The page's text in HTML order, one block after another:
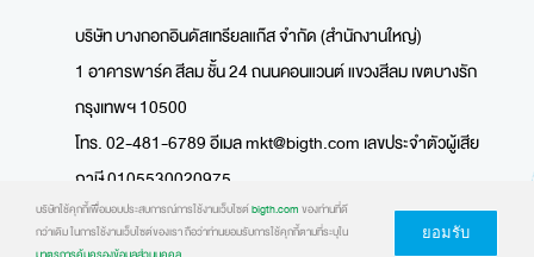
บริษัท บางกอกอินดัสเทรียลแก๊ส จำกัด (สำนักงานใหญ่)
1 อาคารพาร์ค สีลม ชั้น 24 ถนนคอนแวนต์ แขวงสีลม เขตบางรัก
กรุงเทพฯ 10500
โทร. 02-481-6789 อีเมลmkt@bigth.com เลขประจำตัวผู้เสีย
ภาษี 0105530020975
สั่งก๊าซ โทร.02-481-6799
บริษัทใช้คุกกี้เพื่อมอบประสบการณ์การใช้งานเว็บไซต์bigth.comของท่านที่ดี
กว่าเดิม ในการใช้งานเว็บไซต์ของเรา ถือว่าท่านยอมรับการใช้คุกกี้ตามที่ระบุใน
ยอมรับ